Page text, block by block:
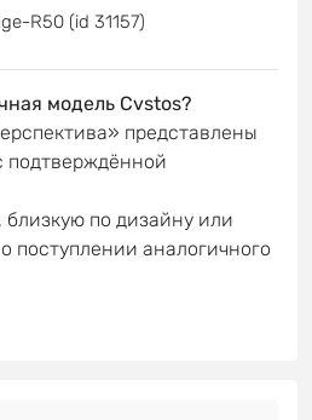
R50 (id 31157)
модель Cvstos?
представлены
подтверждённой
по дизайну или
поступлении аналогичного